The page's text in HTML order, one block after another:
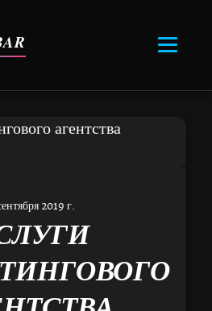
2019 г.